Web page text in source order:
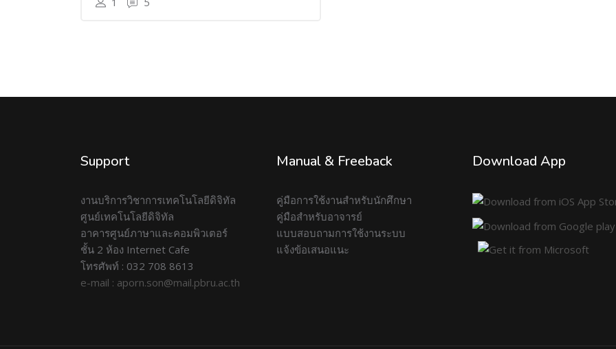
Support
งานบริการวิชาการเทคโนโลยีดิจิทัล
ศูนย์เทคโนโลยีดิจิทัล
อาคารศูนย์ภาษาและคอมพิวเตอร์
ชั้น 2 ห้อง Internet Cafe
โทรศัพท์ : 032 708 8613
e-mail : aporn.son@mail.pbru.ac.th
Manual & Freeback
คู่มือการใช้งานสำหรับนักศึกษา
คู่มือสำหรับอาจารย์
แบบสอบถามการใช้งานระบบ
แจ้งข้อเสนอแนะ
Download App